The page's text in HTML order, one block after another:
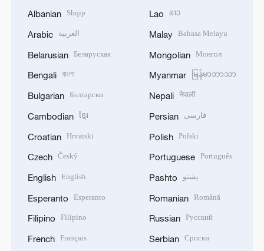
Albanian Shqip
Arabic العربية
Belarusian Беларуская
Bengali বাংলা
Bulgarian Български
Cambodian ខ្មែរ
Croatian Hrvatski
Czech Český
English English
Esperanto Esperanto
Filipino Filipino
French Français
Lao ລາວ
Malay Bahasa Melayu
Mongolian Монгол
Myanmar မြန်မာဘာသာ
Nepali नेपाली
Persian فارسی
Polish Polski
Portuguese Português
Pashto پښتو
Romanian Română
Russian Русский
Serbian Српски